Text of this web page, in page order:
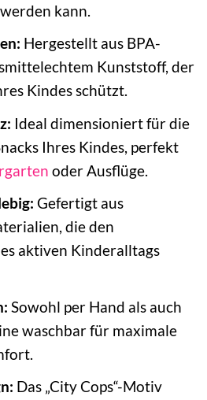
kann.
Hergestellt aus BPA-
Kunststoff, der
Kindes schützt.
Ideal dimensioniert für die
Ihres Kindes, perfekt
oder Ausflüge.
Gefertigt aus
die den
aktiven Kinderalltags
Sowohl per Hand als auch
waschbar für maximale
Das „City Cops“-Motiv